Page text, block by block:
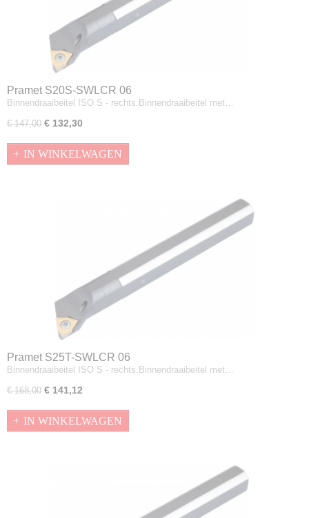
Pramet S20S-SWLCR 06
Binnendraaibeitel ISO S - rechts.Binnendraaibeitel met…
€ 147,00 € 132,30
IN WINKELWAGEN
Pramet S25T-SWLCR 06
Binnendraaibeitel ISO S - rechts.Binnendraaibeitel met…
€ 168,00 € 141,12
IN WINKELWAGEN